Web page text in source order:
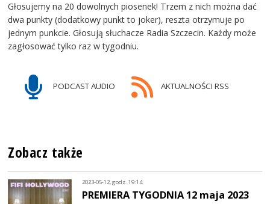
Głosujemy na 20 dowolnych piosenek! Trzem z nich można dać
dwa punkty (dodatkowy punkt to joker), reszta otrzymuje po
jednym punkcie. Głosują słuchacze Radia Szczecin. Każdy może
zagłosować tylko raz w tygodniu.
PODCAST AUDIO AKTUALNOŚCI RSS
Zobacz także
2023-05-12, godz. 19:14
PREMIERA TYGODNIA 12 maja 2023